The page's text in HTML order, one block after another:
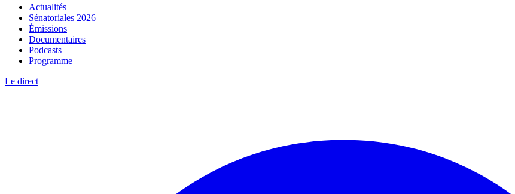
Actualités
Sénatoriales 2026
Émissions
Documentaires
Podcasts
Programme
Le direct